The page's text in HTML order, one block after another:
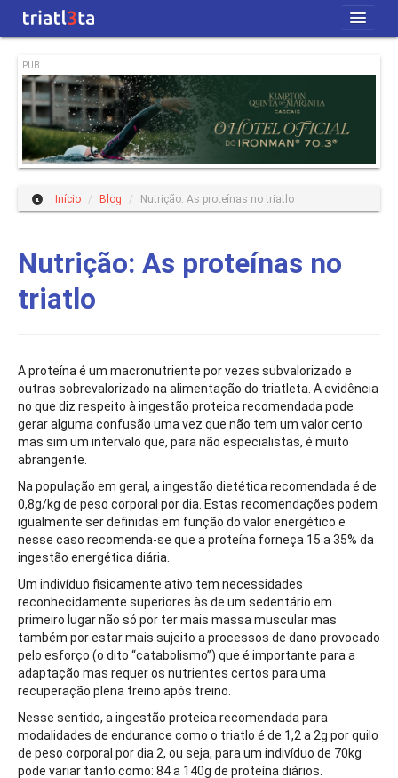
Revista
Blog
Quem Somos
PUB
Início / Blog / Nutrição: As proteínas no triatlo
Nutrição: As proteínas no
triatlo
A proteína é um macronutriente por vezes subvalorizado e
outras sobrevalorizado na alimentação do triatleta. A evidência
no que diz respeito à ingestão proteica recomendada pode
gerar alguma confusão uma vez que não tem um valor certo
mas sim um intervalo que, para não especialistas, é muito
abrangente.
Na população em geral, a ingestão dietética recomendada é de
0,8g/kg de peso corporal por dia. Estas recomendações podem
igualmente ser definidas em função do valor energético e
nesse caso recomenda-se que a proteína forneça 15 a 35% da
ingestão energética diária.
Um indivíduo fisicamente ativo tem necessidades
reconhecidamente superiores às de um sedentário em
primeiro lugar não só por ter mais massa muscular mas
também por estar mais sujeito a processos de dano provocado
pelo esforço (o dito “catabolismo”) que é importante para a
adaptação mas requer os nutrientes certos para uma
recuperação plena treino após treino.
Nesse sentido, a ingestão proteica recomendada para
modalidades de endurance como o triatlo é de 1,2 a 2g por quilo
de peso corporal por dia 2, ou seja, para um indivíduo de 70kg
pode variar tanto como: 84 a 140g de proteína diários.